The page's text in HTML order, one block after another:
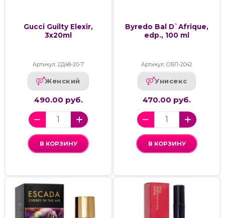
Gucci Guilty Elexir,
3x20ml
Артикул: 2Д48-20-7
Женский
490.00 руб.
В КОРЗИНУ
Byredo Bal D`Afrique,
edp., 100 ml
Артикул: ОБП-2042
Унисекс
470.00 руб.
В КОРЗИНУ